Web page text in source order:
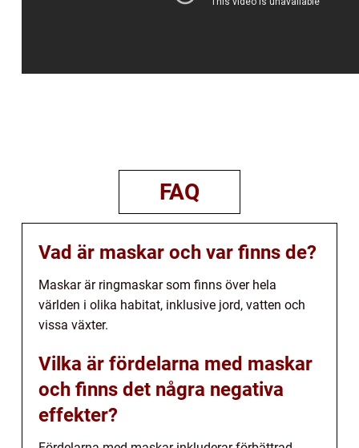
FAQ
Vad är maskar och var finns de?
Maskar är ringmaskar som finns över hela
världen i olika habitat, inklusive jord, vatten och
vissa växter.
Vilka är fördelarna med maskar
och finns det några negativa
effekter?